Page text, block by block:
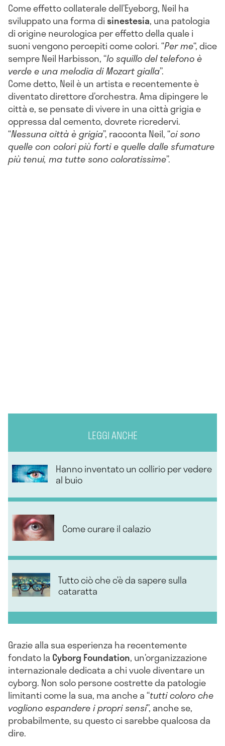
Come effetto collaterale dell’Eyeborg, Neil ha
sviluppato una forma disinestesia, una patologia
di origine neurologica per effetto della quale i
suoni vengono percepiti come colori. “Per me“, dice
sempre Neil Harbisson, “lo squillo del telefono è
verde e una melodia di Mozart gialla”.
Come detto, Neil è un artista e recentemente è
diventato direttore d’orchestra. Ama dipingere le
città e, se pensate di vivere in una città grigia e
oppressa dal cemento, dovrete ricredervi.
“Nessuna città è grigia”, racconta Neil, “ci sono
quelle con colori più forti e quelle dalle sfumature
più tenui, ma tutte sono coloratissime”.
LEGGI ANCHE
Hanno inventato un collirio per vedere
al buio
Come curare il calazio
Tutto ciò che c’è da sapere sulla
cataratta
Grazie alla sua esperienza ha recentemente
fondato la Cyborg Foundation, un’organizzazione
internazionale dedicata a chi vuole diventare un
cyborg. Non solo persone costrette da patologie
limitanti come la sua, ma anche a “tutti coloro che
vogliono espandere i propri sensi”, anche se,
probabilmente, su questo ci sarebbe qualcosa da
dire.